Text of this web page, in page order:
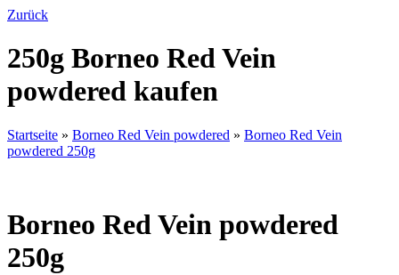
Zurück
250g Borneo Red Vein
powdered kaufen
Startseite » Borneo Red Vein powdered » Borneo Red Vein
powdered 250g
Borneo Red Vein powdered
250g